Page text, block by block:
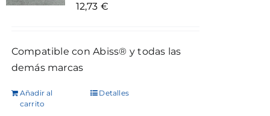
12,73 €
Compatible con Abiss® y todas las
demás marcas
Añadir al
carrito
Detalles